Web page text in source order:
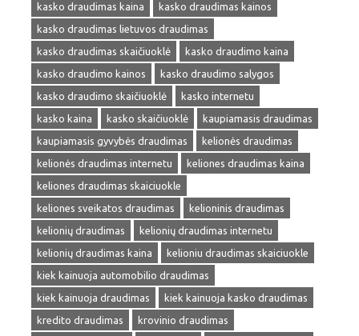
kasko draudimas kaina
kasko draudimas kainos
kasko draudimas lietuvos draudimas
kasko draudimas skaičiuoklė
kasko draudimo kaina
kasko draudimo kainos
kasko draudimo salygos
kasko draudimo skaičiuoklė
kasko internetu
kasko kaina
kasko skaičiuoklė
kaupiamasis draudimas
kaupiamasis gyvybės draudimas
kelionės draudimas
kelionės draudimas internetu
keliones draudimas kaina
keliones draudimas skaiciuokle
keliones sveikatos draudimas
kelioninis draudimas
kelionių draudimas
kelionių draudimas internetu
kelionių draudimas kaina
kelioniu draudimas skaiciuokle
kiek kainuoja automobilio draudimas
kiek kainuoja draudimas
kiek kainuoja kasko draudimas
kredito draudimas
krovinio draudimas